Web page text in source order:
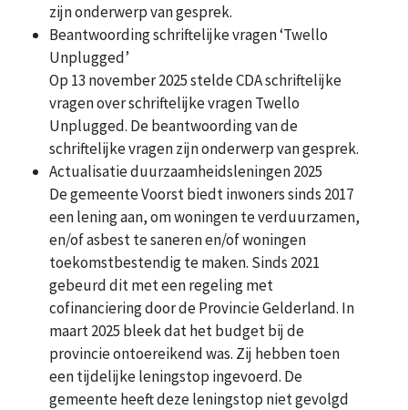
zijn onderwerp van gesprek.
Beantwoording schriftelijke vragen ‘Twello
Unplugged’
Op 13 november 2025 stelde CDA schriftelijke
vragen over schriftelijke vragen Twello
Unplugged. De beantwoording van de
schriftelijke vragen zijn onderwerp van gesprek.
Actualisatie duurzaamheidsleningen 2025
De gemeente Voorst biedt inwoners sinds 2017
een lening aan, om woningen te verduurzamen,
en/of asbest te saneren en/of woningen
toekomstbestendig te maken. Sinds 2021
gebeurd dit met een regeling met
cofinanciering door de Provincie Gelderland. In
maart 2025 bleek dat het budget bij de
provincie ontoereikend was. Zij hebben toen
een tijdelijke leningstop ingevoerd. De
gemeente heeft deze leningstop niet gevolgd